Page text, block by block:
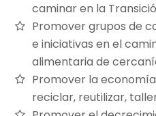
caminar en la
Promover grupos de
e iniciativas en el
alimentaria de
Promover la
reciclar, reutilizar,